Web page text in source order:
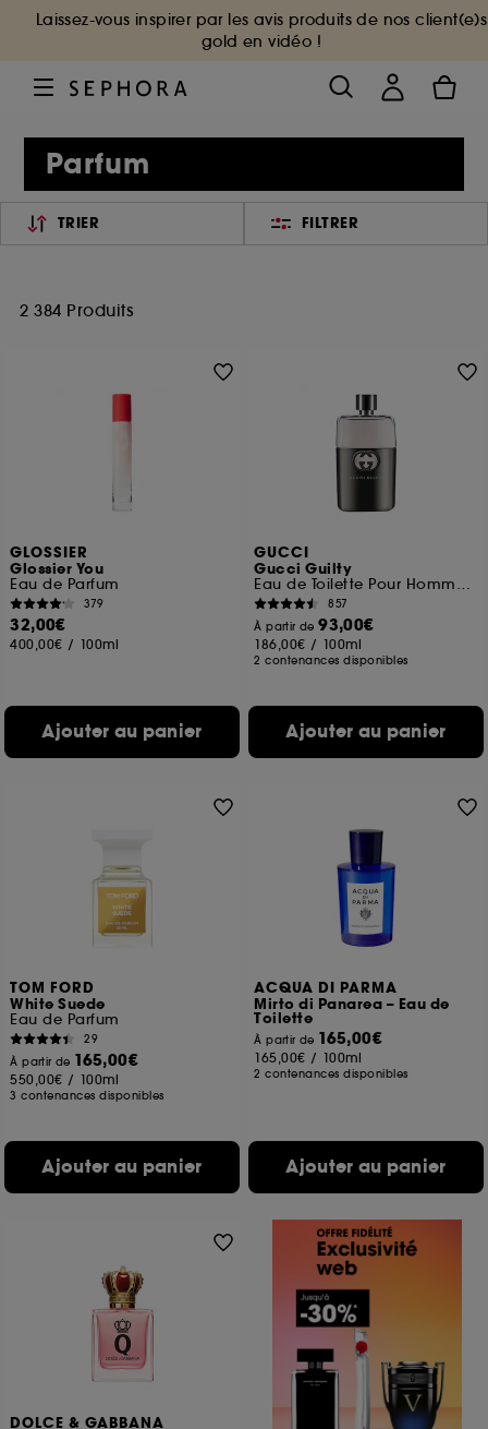
Laissez-vous inspirer par les avis produits de nos client(e)s
gold en vidéo !
Parfum
TRIER FILTRER
2 384 Produits
GLOSSIER
Glossier You
Eau de Parfum
379
32,00€
400,00€ / 100ml
Ajouter au panier
GUCCI
Gucci Guilty
Eau de Toilette Pour Homme Fougère Aromatique
857
À partir de93,00€
186,00€ / 100ml
2 contenances disponibles
Ajouter au panier
TOM FORD
White Suede
Eau de Parfum
29
À partir de 165,00€
550,00€ / 100ml
3 contenances disponibles
Ajouter au panier
ACQUA DI PARMA
Mirto di Panarea – Eau de
Toilette
À partir de 165,00€
165,00€ / 100ml
2 contenances disponibles
Ajouter au panier
DOLCE & GABBANA